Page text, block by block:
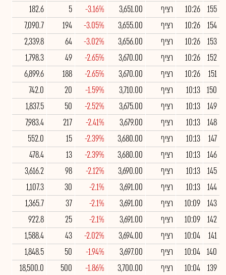
155
10:26 רציף 3,651.00
-3.16%
5
182.6
154
10:26 רציף 3,655.00
-3.05%
194
7,090.7
153
10:26 רציף 3,656.00
-3.02%
64
2,339.8
152
10:26 רציף 3,670.00
-2.65%
49
1,798.3
151
10:26 רציף 3,670.00
-2.65%
188
6,899.6
150
10:13 רציף 3,710.00
-1.59%
20
742.0
149
10:13 רציף 3,675.00
-2.52%
50
1,837.5
148
10:13 רציף 3,679.00
-2.41%
217
7,983.4
147
10:13 רציף 3,680.00
-2.39%
15
552.0
146
10:13 רציף 3,680.00
-2.39%
13
478.4
145
10:13 רציף 3,690.00
-2.12%
98
3,616.2
144
10:13 רציף 3,691.00
-2.1%
30
1,107.3
143
10:09 רציף 3,691.00
-2.1%
37
1,365.7
142
10:09 רציף 3,691.00
-2.1%
25
922.8
141
10:04 רציף 3,694.00
-2.02%
43
1,588.4
140
10:04 רציף 3,697.00
-1.94%
50
1,848.5
139
10:04 רציף 3,700.00
-1.86%
500
18,500.0